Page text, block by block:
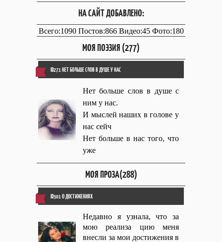
НА САЙТ ДОБАВЛЕНО:
Всего:1090 Постов:866 Видео:45 Фото:180
МОЯ ПОЭЗИЯ (277)
ID271 НЕТ БОЛЬШЕ СЛОВ В ДУШЕ У НАС
Нет больше слов в душе с
ним у нас.
И мыслей наших в голове у
нас сейч
Нет больше в нас того, что
уже
МОЯ ПРОЗА(288)
ID301 О ДОСТИЖЕНИЯХ
Недавно я узнала, что за
мою реализа цию меня
внесли за мои достижения в